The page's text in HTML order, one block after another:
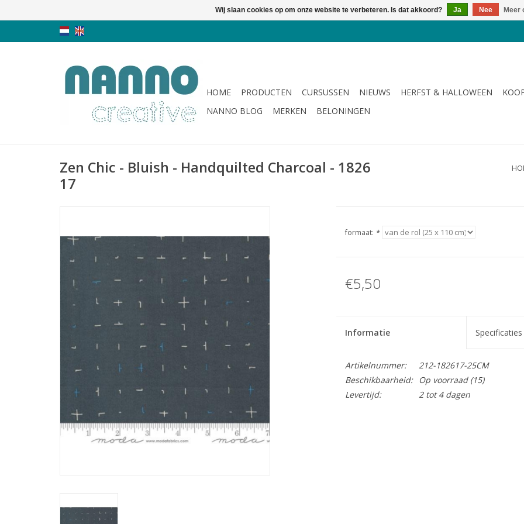
HOME PRODUCTEN CURSUSSEN NIEUWS HERFST & HALLOWEEN
NANNO BLOG
MERKEN BELONINGEN
Zen Chic - Bluish - Handquilted Charcoal - 1826
17
formaat: *
€5,50
Informatie Specificaties
Artikelnummer:
212-182617-25CM
Beschikbaarheid:
Op voorraad(15)
Levertijd:
2 tot 4 dagen
Wij slaan cookies op om onze website te verbeteren. Is dat akkoord? Ja Nee Meer